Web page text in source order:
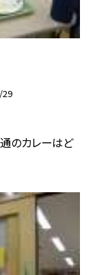
通のカレーはど